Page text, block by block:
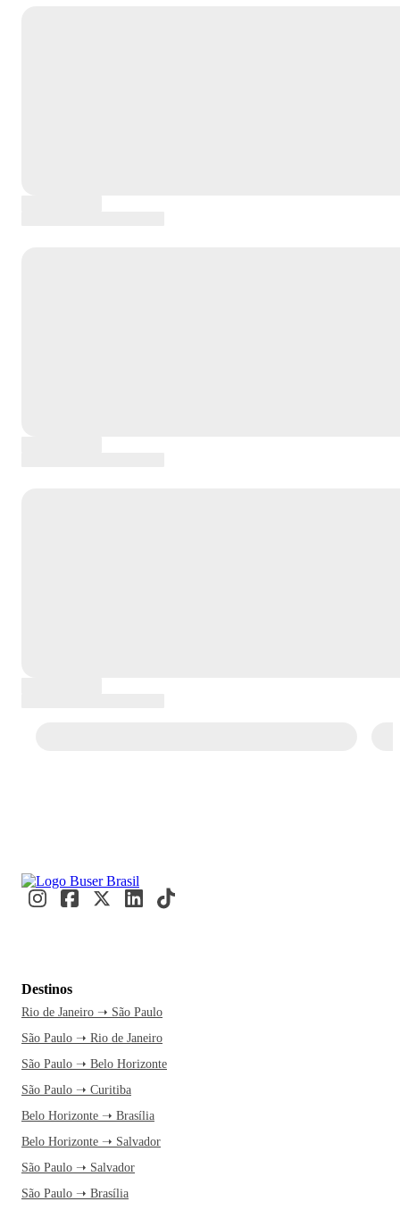
Destinos
Rio de Janeiro ➝ São Paulo
São Paulo ➝ Rio de Janeiro
São Paulo ➝ Belo Horizonte
São Paulo ➝ Curitiba
Belo Horizonte ➝ Brasília
Belo Horizonte ➝ Salvador
São Paulo ➝ Salvador
São Paulo ➝ Brasília